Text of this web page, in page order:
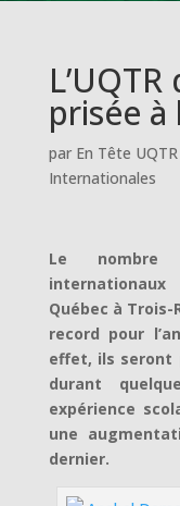
prisée à
par En Tête UQTR
Internationales
Le nombre
Québec à
record pour
effet, ils seront
durant
expérience
une
dernier.